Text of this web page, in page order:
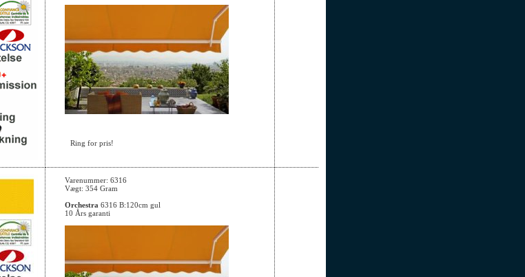
Ring for pris!
Varenummer: 6316
Vægt: 354 Gram
Orchestra 6316 B:120cm gul
10 Års garanti